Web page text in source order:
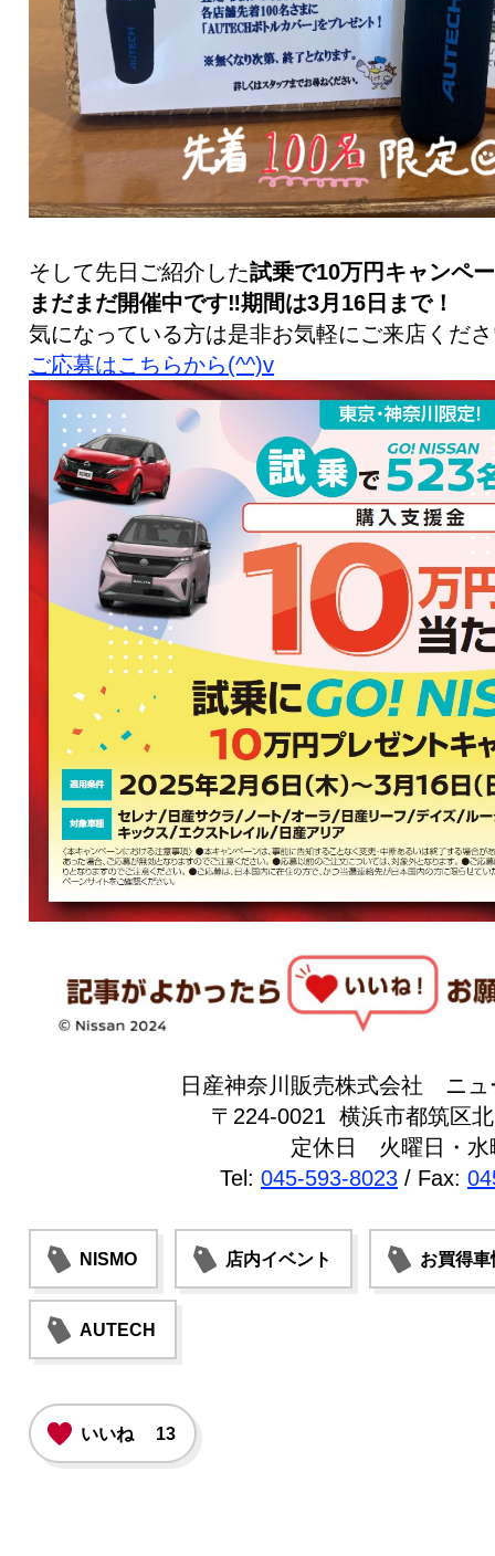
そして先日ご紹介した試乗で10万円 キャンペ
まだまだ開催中です‼️期間は3月16日 まで！
気になっている方は是非お気軽にご来店くだ
ご応募はこちらから(^^)v
日産神奈川販売株式会社 ニュ
〒224-0021 横浜市都筑区
定休日 火曜日・水
Tel: 045-593-8023 / Fax:
NISMO 店内イベント お買得車
AUTECH
いいね 13